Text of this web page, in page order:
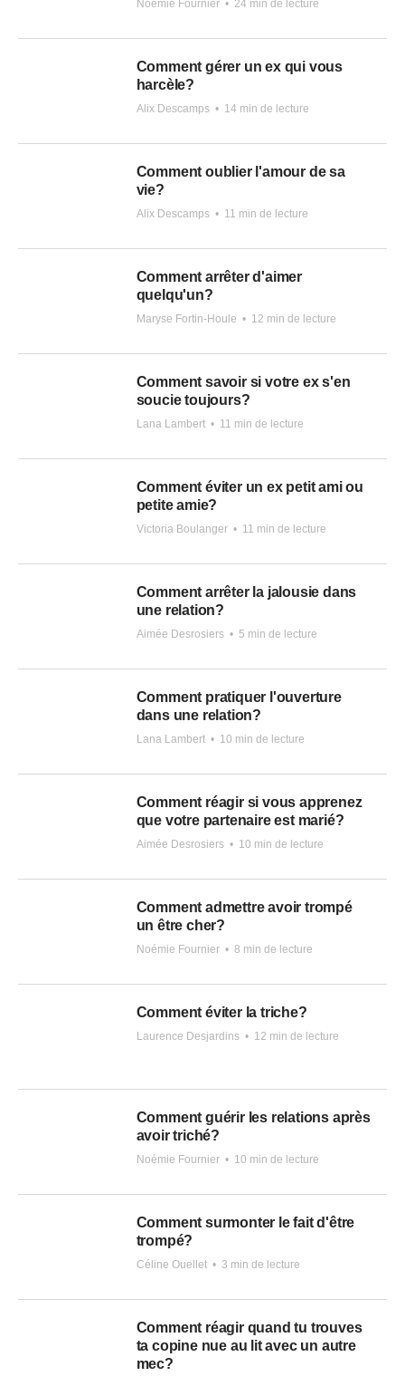
Noémie Fournier • 24 min de lecture
Comment gérer un ex qui vous
harcèle?
Alix Descamps • 14 min de lecture
Comment oublier l'amour de sa
vie?
Alix Descamps • 11 min de lecture
Comment arrêter d'aimer
quelqu'un?
Maryse Fortin-Houle • 12 min de lecture
Comment savoir si votre ex s'en
soucie toujours?
Lana Lambert • 11 min de lecture
Comment éviter un ex petit ami ou
petite amie?
Victoria Boulanger • 11 min de lecture
Comment arrêter la jalousie dans
une relation?
Aimée Desrosiers • 5 min de lecture
Comment pratiquer l'ouverture
dans une relation?
Lana Lambert • 10 min de lecture
Comment réagir si vous apprenez
que votre partenaire est marié?
Aimée Desrosiers • 10 min de lecture
Comment admettre avoir trompé
un être cher?
Noémie Fournier • 8 min de lecture
Comment éviter la triche?
Laurence Desjardins • 12 min de lecture
Comment guérir les relations après
avoir triché?
Noémie Fournier • 10 min de lecture
Comment surmonter le fait d'être
trompé?
Céline Ouellet • 3 min de lecture
Comment réagir quand tu trouves
ta copine nue au lit avec un autre
mec?